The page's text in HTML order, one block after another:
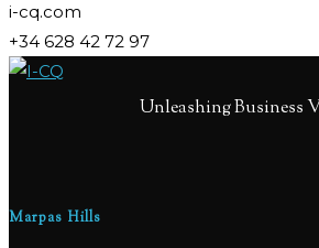
i-cq.com
+34 628 42 72 97
Unleashing Business
Marpas Hills